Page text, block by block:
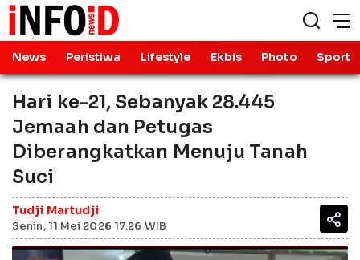
News Peristiwa Lifestyle Ekbis Photo Sport
Hari ke-21, Sebanyak 28.445
Jemaah dan Petugas
Diberangkatkan Menuju Tanah
Suci
Tudji Martudji
Senin, 11 Mei 2026 17:26 WIB